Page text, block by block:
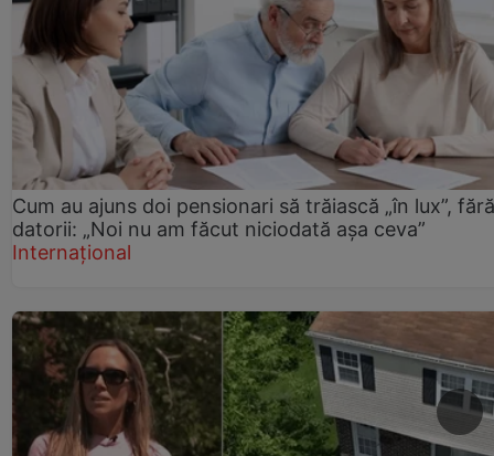
Cum au ajuns doi pensionari să trăiască „în lux”, fără
datorii: „Noi nu am făcut niciodată așa ceva”
Internațional